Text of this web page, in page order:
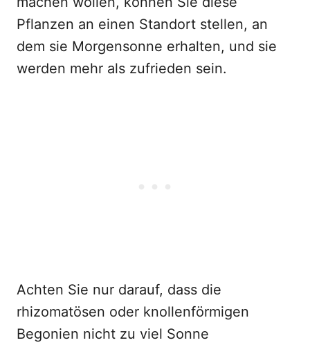
Pflanzen an einen Standort stellen, an
dem sie Morgensonne erhalten, und sie
werden mehr als zufrieden sein.
Achten Sie nur darauf, dass die
rhizomatösen oder knollenförmigen
Begonien nicht zu viel Sonne